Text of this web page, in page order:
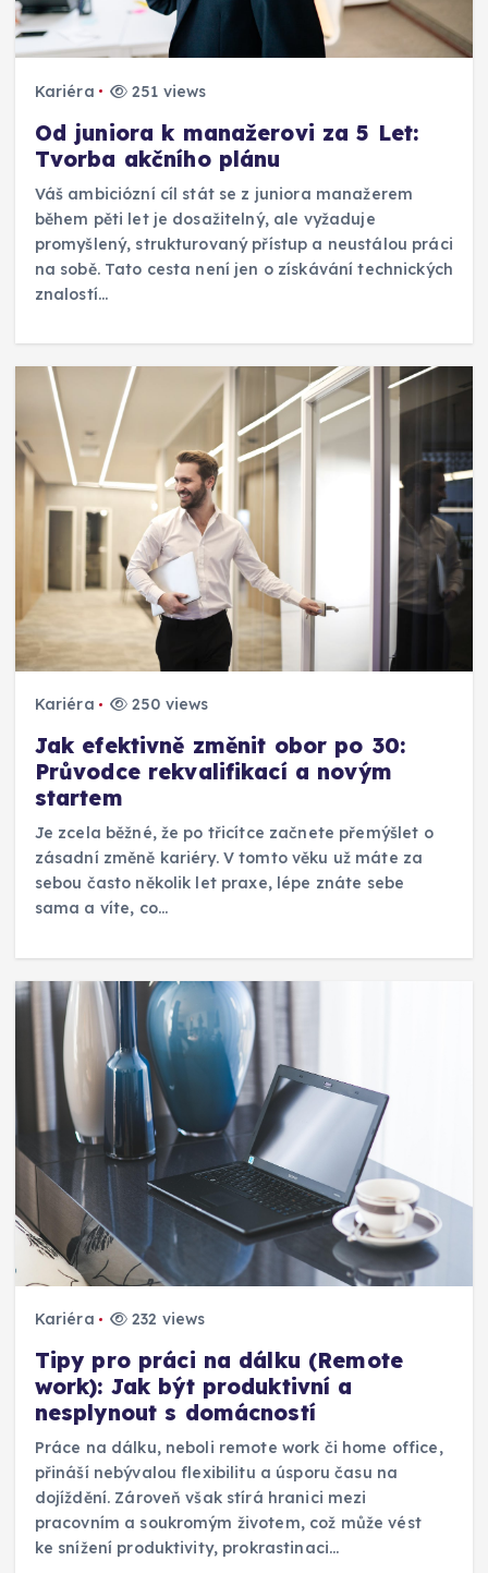
Kariéra 251 views
Od juniora k manažerovi za 5 Let:
Tvorba akčního plánu
Váš ambiciózní cíl stát se z juniora manažerem
během pěti let je dosažitelný, ale vyžaduje
promyšlený, strukturovaný přístup a neustálou práci
na sobě. Tato cesta není jen o získávání technických
znalostí…
Kariéra 250 views
Jak efektivně změnit obor po 30:
Průvodce rekvalifikací a novým
startem
Je zcela běžné, že po třicítce začnete přemýšlet o
zásadní změně kariéry. V tomto věku už máte za
sebou často několik let praxe, lépe znáte sebe
sama a víte, co…
Kariéra 232 views
Tipy pro práci na dálku (Remote
work): Jak být produktivní a
nesplynout s domácností
Práce na dálku, neboli remote work či home office,
přináší nebývalou flexibilitu a úsporu času na
dojíždění. Zároveň však stírá hranici mezi
pracovním a soukromým životem, což může vést
ke snížení produktivity, prokrastinaci…